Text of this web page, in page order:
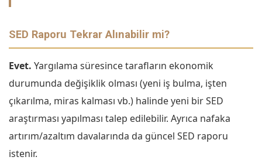
SED Raporu Tekrar Alınabilir mi?
Evet. Yargılama süresince tarafların ekonomik
durumunda değişiklik olması (yeni iş bulma, işten
çıkarılma, miras kalması vb.) halinde yeni bir SED
araştırması yapılması talep edilebilir. Ayrıca nafaka
artırım/azaltım davalarında da güncel SED raporu
istenir.